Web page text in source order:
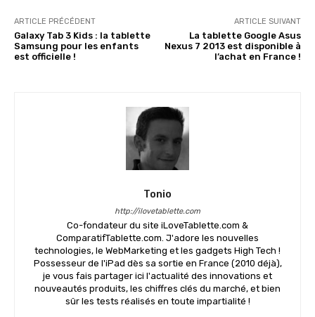
ARTICLE PRÉCÉDENT
Galaxy Tab 3 Kids : la tablette
Samsung pour les enfants
est officielle !
ARTICLE SUIVANT
La tablette Google Asus
Nexus 7 2013 est disponible à
l’achat en France !
Tonio
http://ilovetablette.com
Co-fondateur du site iLoveTablette.com &
ComparatifTablette.com. J'adore les nouvelles
technologies, le WebMarketing et les gadgets High Tech !
Possesseur de l'iPad dès sa sortie en France (2010 déjà),
je vous fais partager ici l'actualité des innovations et
nouveautés produits, les chiffres clés du marché, et bien
sûr les tests réalisés en toute impartialité !